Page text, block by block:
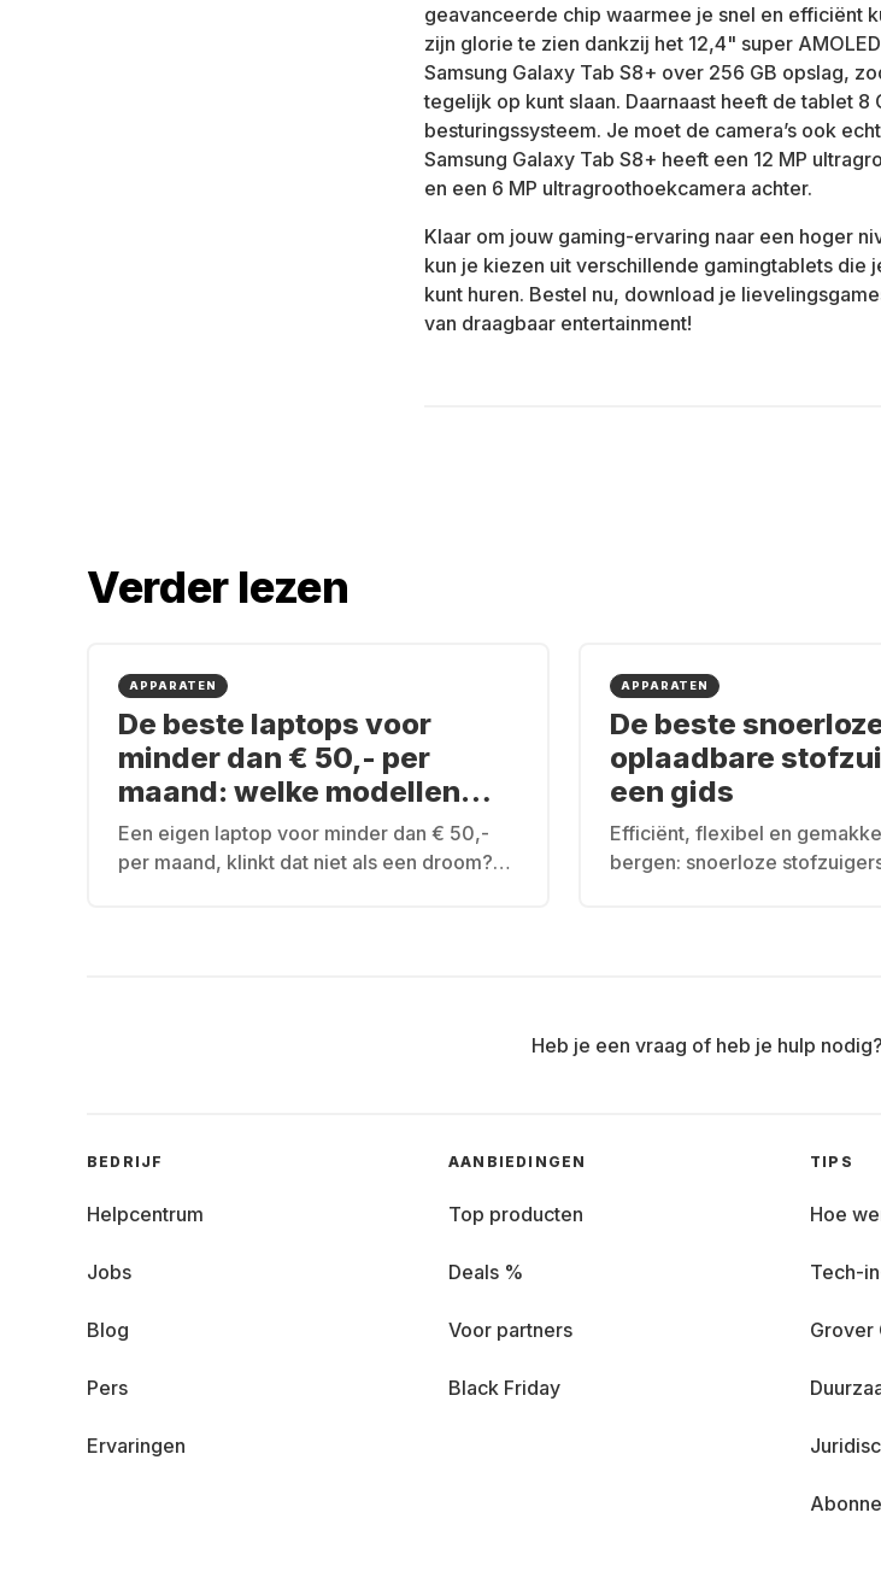
geavanceerde chip waarmee je snel en efficiënt
zijn glorie te zien dankzij het 12,4" super
Samsung Galaxy Tab S8+ over 256 GB opslag,
tegelijk op kunt slaan. Daarnaast heeft de tablet
besturingssysteem. Je moet de camera’s ook
Samsung Galaxy Tab S8+ heeft een 12 MP
en een 6 MP ultragroothoekcamera achter.
Klaar om jouw gaming-ervaring naar een hoger
kun je kiezen uit verschillende gamingtablets die
kunt huren. Bestel nu, download je
van draagbaar entertainment!
Verder lezen
APPARATEN
De beste laptops voor
minder dan € 50,- per
maand: welke modellen
komen in aanmerking?
Een eigen laptop voor minder dan € 50,-
per maand, klinkt dat niet als een droom?
APPARATEN
De beste
oplaadbare
een gids
Efficiënt, flexibel en
bergen: snoerloze
Heb je een vraag of heb je hulp nodig?
BEDRIJF
Helpcentrum
Jobs
Blog
Pers
Ervaringen
AANBIEDINGEN
Top producten
Deals %
Voor partners
Black Friday
TIPS
Hoe
Tech-
Grover